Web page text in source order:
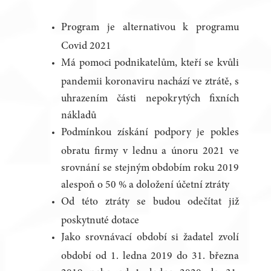
Program je alternativou k programu
Covid 2021
Má pomoci podnikatelům, kteří se kvůli
pandemii koronaviru nachází ve ztrátě, s
uhrazením části nepokrytých fixních
nákladů
Podmínkou získání podpory je pokles
obratu firmy v lednu a únoru 2021 ve
srovnání se stejným obdobím roku 2019
alespoň o 50 % a doložení účetní ztráty
Od této ztráty se budou odečítat již
poskytnuté dotace
Jako srovnávací období si žadatel zvolí
období od 1. ledna 2019 do 31. března